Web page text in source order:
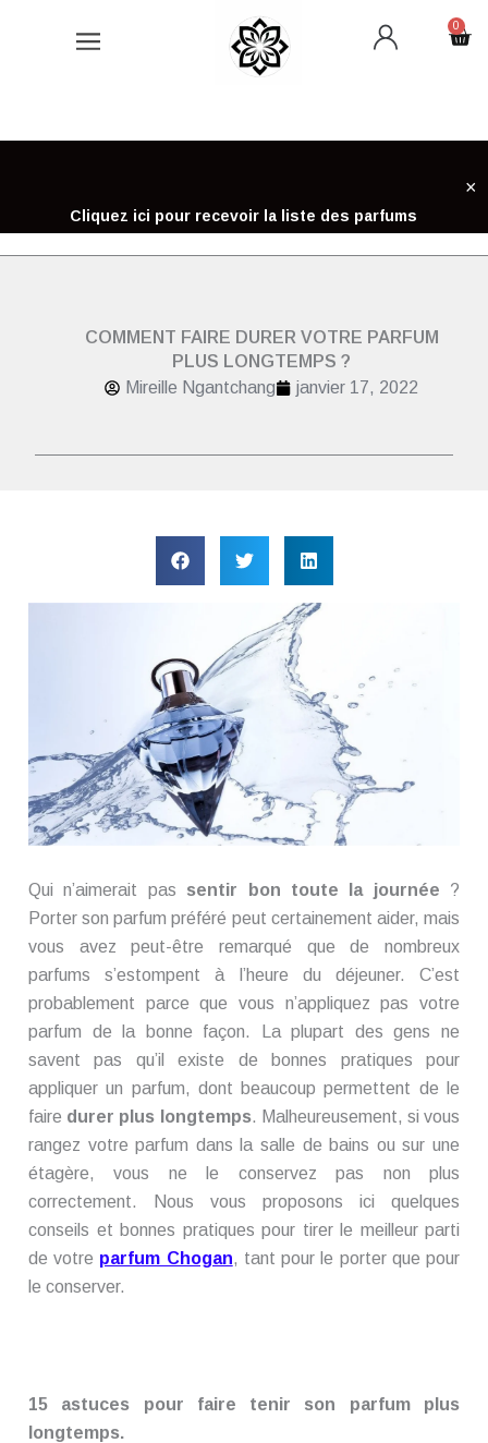
0
Cliquez ici pour recevoir la liste des parfums
×
COMMENT FAIRE DURER VOTRE PARFUM
PLUS LONGTEMPS ?
Mireille Ngantchang
janvier 17, 2022
Qui n’aimerait pas sentir bon toute la journée ?
Porter son parfum préféré peut certainement aider, mais
vous avez peut-être remarqué que de nombreux
parfums s’estompent à l’heure du déjeuner. C’est
probablement parce que vous n’appliquez pas votre
parfum de la bonne façon. La plupart des gens ne
savent pas qu’il existe de bonnes pratiques pour
appliquer un parfum, dont beaucoup permettent de le
faire durer plus longtemps. Malheureusement, si vous
rangez votre parfum dans la salle de bains ou sur une
étagère, vous ne le conservez pas non plus
correctement. Nous vous proposons ici quelques
conseils et bonnes pratiques pour tirer le meilleur parti
de votre parfum Chogan, tant pour le porter que pour
le conserver.
15 astuces pour faire tenir son parfum plus
longtemps.